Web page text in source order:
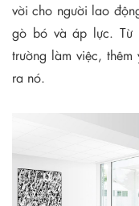
vời cho người lao
gò bó và áp lực. Từ
trường làm việc,
ra nó.